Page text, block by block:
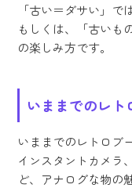
「古い＝ダサい」で
もしくは、「古いも
の楽しみ方です。
いままでのレト
いままでのレトロブ
インスタントカメラ
ど、アナログな物の